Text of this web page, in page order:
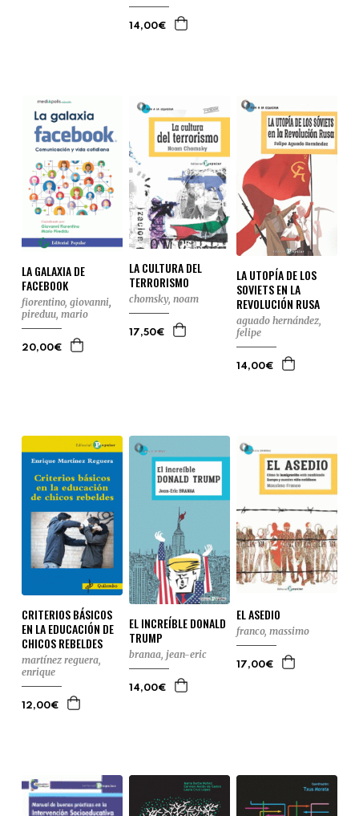
14,00€
LA GALAXIA DE
FACEBOOK
fiorentino, giovanni,
pireduu, mario
20,00€
LA CULTURA DEL
TERRORISMO
chomsky, noam
17,50€
LA UTOPÍA DE LOS
SOVIETS EN LA
REVOLUCIÓN RUSA
aguado hernández,
felipe
14,00€
CRITERIOS BÁSICOS
EN LA EDUCACIÓN DE
CHICOS REBELDES
martínez reguera,
enrique
12,00€
EL INCREÍBLE DONALD
TRUMP
branaa, jean-eric
14,00€
EL ASEDIO
franco, massimo
17,00€